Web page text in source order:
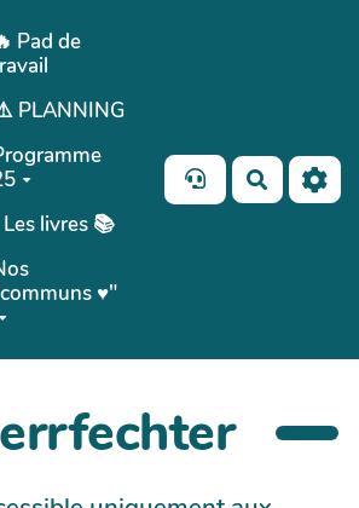
Pad de
PLANNING
Les livres 📚
♥️"